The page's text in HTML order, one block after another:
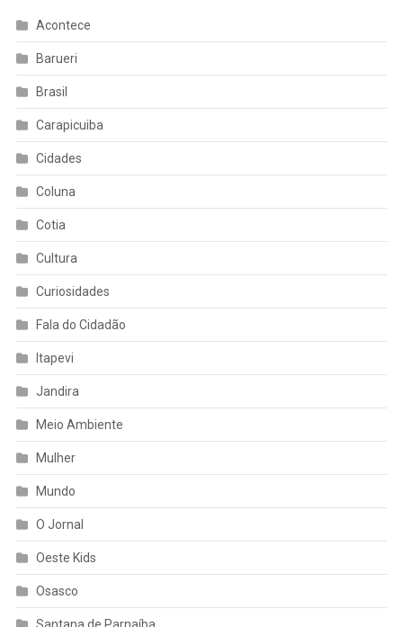
Acontece
Barueri
Brasil
Carapicuiba
Cidades
Coluna
Cotia
Cultura
Curiosidades
Fala do Cidadão
Itapevi
Jandira
Meio Ambiente
Mulher
Mundo
O Jornal
Oeste Kids
Osasco
Santana de Parnaíba